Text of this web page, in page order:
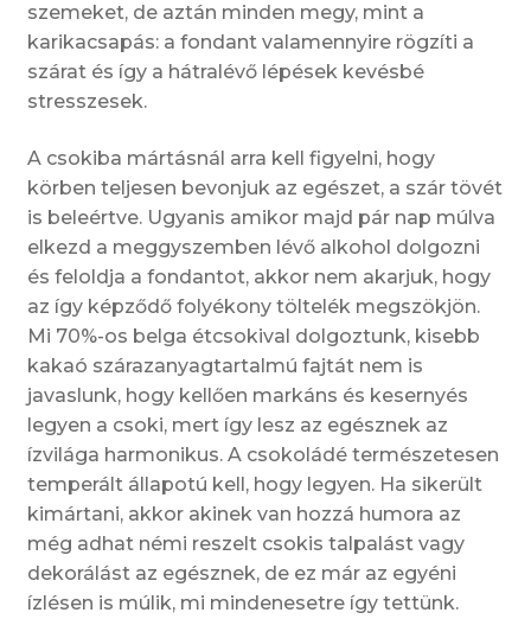
szemeket, de aztán minden megy, mint a
karikacsapás: a fondant valamennyire rögzíti a
szárat és így a hátralévő lépések kevésbé
stresszesek.
A csokiba mártásnál arra kell figyelni, hogy
körben teljesen bevonjuk az egészet, a szár tövét
is beleértve. Ugyanis amikor majd pár nap múlva
elkezd a meggyszemben lévő alkohol dolgozni
és feloldja a fondantot, akkor nem akarjuk, hogy
az így képződő folyékony töltelék megszökjön.
Mi 70%-os belga étcsokival dolgoztunk, kisebb
kakaó szárazanyagtartalmú fajtát nem is
javaslunk, hogy kellően markáns és kesernyés
legyen a csoki, mert így lesz az egésznek az
ízvilága harmonikus. A csokoládé természetesen
temperált állapotú kell, hogy legyen. Ha sikerült
kimártani, akkor akinek van hozzá humora az
még adhat némi reszelt csokis talpalást vagy
dekorálást az egésznek, de ez már az egyéni
ízlésen is múlik, mi mindenesetre így tettünk.